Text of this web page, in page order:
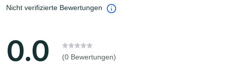
Nicht verifizierte Bewertungen
0.0 (0 Bewertungen)